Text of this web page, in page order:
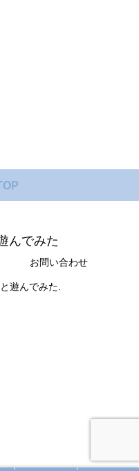
んでみた
お問い合わせ
遊んでみた.